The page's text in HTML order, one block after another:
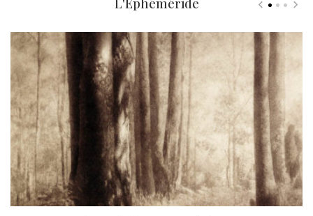
L'Ephéméride